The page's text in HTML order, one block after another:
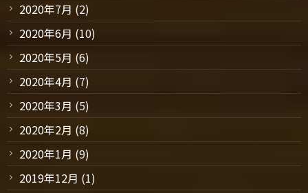
2020年7月 (2)
2020年6月 (10)
2020年5月 (6)
2020年4月 (7)
2020年3月 (5)
2020年2月 (8)
2020年1月 (9)
2019年12月 (1)